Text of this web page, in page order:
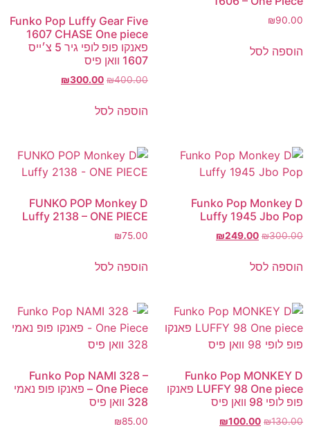
₪90.00
הוספה לסל
Funko Pop Luffy Gear Five
1607 CHASE One piece
פאנקו פופ לופי גיר 5 צ׳ייס
1607 וואן פיס
₪400.00
₪300.00
הוספה לסל
Funko Pop Monkey D
Luffy 1945 Jbo Pop
₪300.00
₪249.00
הוספה לסל
FUNKO POP Monkey D
Luffy 2138 – ONE PIECE
₪75.00
הוספה לסל
Funko Pop MONKEY D
LUFFY 98 One piece פאנקו
פופ לופי 98 וואן פיס
₪130.00
₪100.00
Funko Pop NAMI 328 –
One Piece – פאנקו פופ נאמי
328 וואן פיס
₪85.00